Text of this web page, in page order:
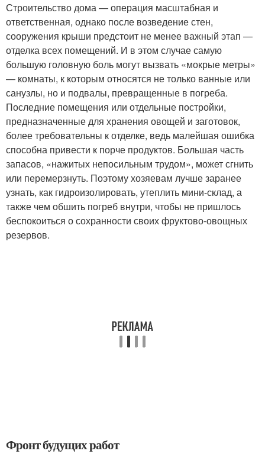
Строительство дома — операция масштабная и
ответственная, однако после возведение стен,
сооружения крыши предстоит не менее важный этап —
отделка всех помещений. И в этом случае самую
большую головную боль могут вызвать «мокрые метры»
— комнаты, к которым относятся не только ванные или
санузлы, но и подвалы, превращенные в погреба.
Последние помещения или отдельные постройки,
предназначенные для хранения овощей и заготовок,
более требовательны к отделке, ведь малейшая ошибка
способна привести к порче продуктов. Большая часть
запасов, «нажитых непосильным трудом», может сгнить
или перемерзнуть. Поэтому хозяевам лучше заранее
узнать, как гидроизолировать, утеплить мини-склад, а
также чем обшить погреб внутри, чтобы не пришлось
беспокоиться о сохранности своих фруктово-овощных
резервов.
Фронт будущих работ